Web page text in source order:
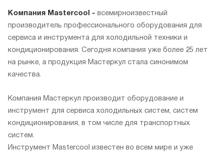
Компания Mastercool - всемирноизвестный
производитель профессионального оборудования для
сервиса и инструмента для холодильной техники и
кондиционирования. Сегодня компания уже более 25 лет
на рынке, а продукция Мастеркул стала синонимом
качества.
Компания Мастеркул производит оборудование и
инструмент для сервиса холодильных систем, систем
кондиционирования, в том числе для транспортных
систем.
Инструмент Mastercool известен во всем мире и уже